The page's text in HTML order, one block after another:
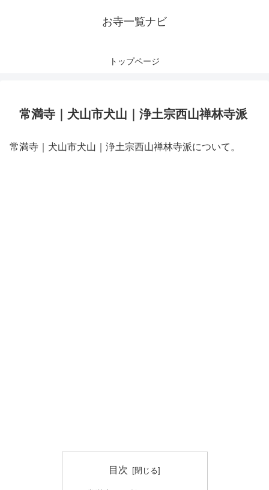
お寺一覧ナビ
トップページ
常満寺｜犬山市犬山｜浄土宗西山禅林寺派
常満寺｜犬山市犬山｜浄土宗西山禅林寺派について。
目次